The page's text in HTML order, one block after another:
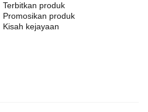
Terbitkan produk
Promosikan produk
Kisah kejayaan